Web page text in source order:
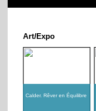
Art/Expo
Calder. Rêver en Équilibre